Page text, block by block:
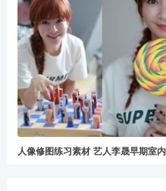
人像修图练习素材 艺人李晟早期室